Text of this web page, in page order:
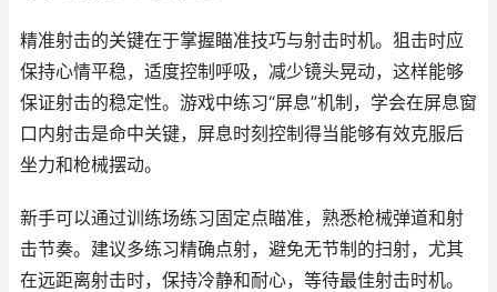
精准射击的关键在于掌握瞄准技巧与射击时机。狙击时应
保持心情平稳，适度控制呼吸，减少镜头晃动，这样能够
保证射击的稳定性。游戏中练习“屏息”机制，学会在屏息窗
口内射击是命中关键，屏息时刻控制得当能够有效克服后
坐力和枪械摆动。
新手可以通过训练场练习固定点瞄准，熟悉枪械弹道和射
击节奏。建议多练习精确点射，避免无节制的扫射，尤其
在远距离射击时，保持冷静和耐心，等待最佳射击时机。